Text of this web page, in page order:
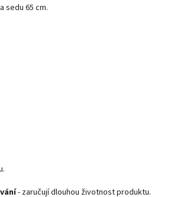
sedu 65 cm.
- zaručují dlouhou životnost produktu.